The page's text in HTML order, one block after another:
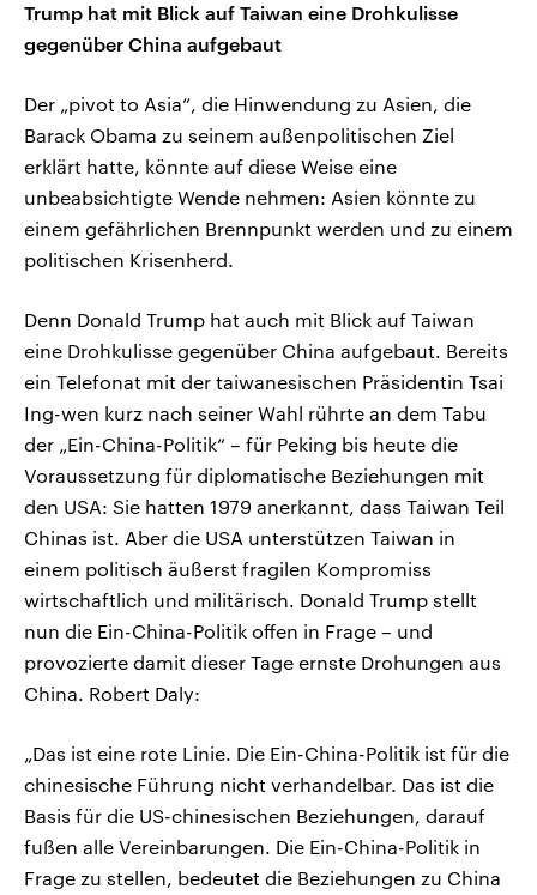
Trump hat mit Blick auf Taiwan eine Drohkulisse
gegenüber China aufgebaut
Der „pivot to Asia“, die Hinwendung zu Asien, die
Barack Obama zu seinem außenpolitischen Ziel
erklärt hatte, könnte auf diese Weise eine
unbeabsichtigte Wende nehmen: Asien könnte zu
einem gefährlichen Brennpunkt werden und zu einem
politischen Krisenherd.
Denn Donald Trump hat auch mit Blick auf Taiwan
eine Drohkulisse gegenüber China aufgebaut. Bereits
ein Telefonat mit der taiwanesischen Präsidentin Tsai
Ing-wen kurz nach seiner Wahl rührte an dem Tabu
der „Ein-China-Politik“ – für Peking bis heute die
Voraussetzung für diplomatische Beziehungen mit
den USA: Sie hatten 1979 anerkannt, dass Taiwan Teil
Chinas ist. Aber die USA unterstützen Taiwan in
einem politisch äußerst fragilen Kompromiss
wirtschaftlich und militärisch. Donald Trump stellt
nun die Ein-China-Politik offen in Frage – und
provozierte damit dieser Tage ernste Drohungen aus
China. Robert Daly:
„Das ist eine rote Linie. Die Ein-China-Politik ist für die
chinesische Führung nicht verhandelbar. Das ist die
Basis für die US-chinesischen Beziehungen, darauf
fußen alle Vereinbarungen. Die Ein-China-Politik in
Frage zu stellen, bedeutet die Beziehungen zu China